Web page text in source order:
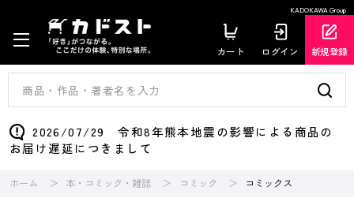
KADOKAWA Group
カート ログイン 新規登録
2026/07/29 令和8年熊本地震の影響による商品の
お届け遅延につきまして
ホーム 本・コミック・雑誌 コミック コミックス